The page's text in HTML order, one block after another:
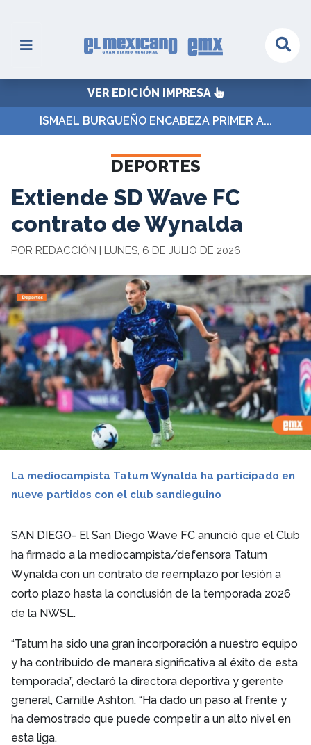
VER EDICIÓN IMPRESA
ISMAEL BURGUEÑO ENCABEZA PRIMER A...
DEPORTES
Extiende SD Wave FC
contrato de Wynalda
POR REDACCIÓN | LUNES, 6 DE JULIO DE 2026
La mediocampista Tatum Wynalda ha participado en
nueve partidos con el club sandieguino
SAN DIEGO- El San Diego Wave FC anunció que el Club
ha firmado a la mediocampista/defensora Tatum
Wynalda con un contrato de reemplazo por lesión a
corto plazo hasta la conclusión de la temporada 2026
de la NWSL.
“Tatum ha sido una gran incorporación a nuestro equipo
y ha contribuido de manera significativa al éxito de esta
temporada”, declaró la directora deportiva y gerente
general, Camille Ashton. “Ha dado un paso al frente y
ha demostrado que puede competir a un alto nivel en
esta liga.